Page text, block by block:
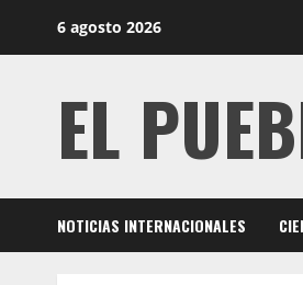
6 agosto 2026
EL
NOTICIAS INTERNACIONALES